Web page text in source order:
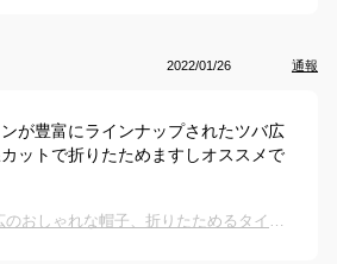
2022/01/26 通報
が豊富にラインナップされたツバ広
ットで折りたためますしオススメで
【レディース】つば広のおしゃれな帽子、折りたためるタイプのおすすめは？